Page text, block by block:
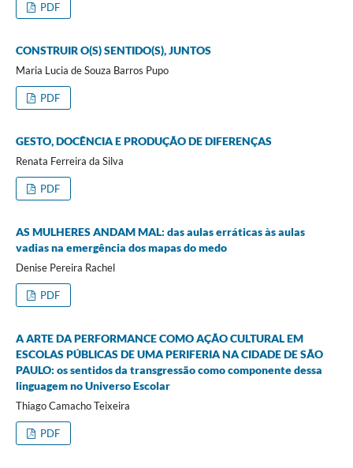
PDF
CONSTRUIR O(S) SENTIDO(S), JUNTOS
Maria Lucia de Souza Barros Pupo
PDF
GESTO, DOCÊNCIA E PRODUÇÃO DE DIFERENÇAS
Renata Ferreira da Silva
PDF
AS MULHERES ANDAM MAL: das aulas erráticas às aulas
vadias na emergência dos mapas do medo
Denise Pereira Rachel
PDF
A ARTE DA PERFORMANCE COMO AÇÃO CULTURAL EM
ESCOLAS PÚBLICAS DE UMA PERIFERIA NA CIDADE DE SÃO
PAULO: os sentidos da transgressão como componente dessa
linguagem no Universo Escolar
Thiago Camacho Teixeira
PDF